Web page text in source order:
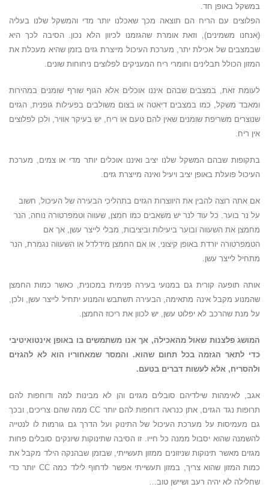
במשקל באופן חד.
הפלוצים עם הריח הם תוצאה מכך שאכלנו יותר מדי והמשקל שלנו בעליה
(אנחנו משמינים), וזאת אומרת שהגזמנו לכיוון הלא נכון. הסיבה לכך היא
שבמצבים של אכילת יתר, מערכת העיכול מייצרת גזים בזמן שהיא מעכלת את
המזון הכולל תבלינים וחומרי ריח המעניקים לפלוצים ניחוחות שונים.
לעומת זאת, במצבים שבהם איננו אוכלים אלא הגוף שורף שומנים במהירות
ומאבד משקל, כמו במצבים דיאטה או בצום משולבים בפעילות גופנית, הגזים
שנוצרים משריפת שומנים שאין להם טעם או ריח, יש בעיקר אוויר, ולכן לפלוצים
אין ריח.
בתקופות שבהם המשקל שלנו יציב ואיננו אוכלים יותר מדי או צמים, מערכת
העיכול פועלת באופן יציב ויעיל ואינה מייצרת גזים.
אם אתה רוצה להבין את היווצרות הגזים בתהליכי הבעירה של העיכול, חשוב
על נר בוער. כל עוד לנר יש משאבים כמו חמצן, שעווה וטמפרטורה נוחה, הנר
מחמצן את השעווה ובוער ביעילות וביציבות, מבלי לייצר עשן, אך אם
הטמפרטורה יורדת באופן קיצוני, או אם החמצן מידלדל או השעווה נגמרת, הנר
מתחיל לייצר עשן.
אותה תופעה קורית גם במנועי בעירה פנימית במכונית, כאשר כמות החמצן
שהמנוע מקבל אינה מתאימה, הבעירה תשתבש והמנוע יתחיל לייצר עשן, ולכן,
על מנת שהרכב לא יפלוט עשן, יש לכוון את ריכוז החמצן.
המושג פלצנות שאול מהאכילה, אך אנו משתמשים בו באופן אינטואיטיבי
כדי לתאר הגזמה בכל תחום שהוא. והמסר שמאחוריו הוא לא להגזים
ולהסריח, אלא לעשות דברים בטעם.
אגב, לאימהות שילדיהם סובלים מגזים והן לא מבינות למה ודוחפות להם
תרופות נגד הגזים, אתן כנראה דוחפות להם יותר CC ממה שהם צריכים, ובכך
גם מעמיסות על מערכת העיכול של התינוק ועל הדרך גם גורמות לו לנטייה
להשמנה שהוא יסבול ממנה כל חייו. זו הסיבה שתינוקות שיונקים סובלים פחות
מגזים מאשר תינוקות שניזונים ממזון תעשייתי, שבזמן שבהנקה הילד מקבל את
כמות המזון שהוא צריך, במזון תעשייתי אפשר לדחוף לילד כמה CC יותר כדי
שחלילה לא יהיה רעב ושיישן טוב…